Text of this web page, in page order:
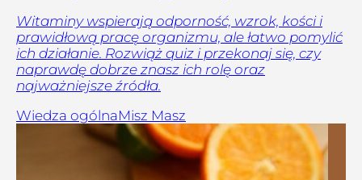
Witaminy wspierają odporność, wzrok, kości i
prawidłową pracę organizmu, ale łatwo pomylić
ich działanie. Rozwiąż quiz i przekonaj się, czy
naprawdę dobrze znasz ich rolę oraz
najważniejsze źródła.
Wiedza ogólnaMisz Masz